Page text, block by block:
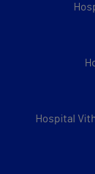
Hospital